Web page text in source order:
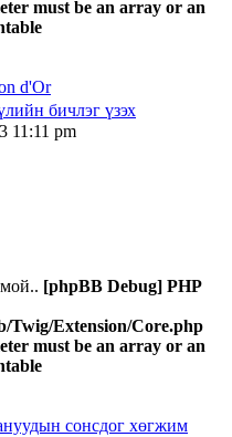
must be an array or an
d'Or
бичлэг үзэх
11:11 pm
[phpBB Debug] PHP
Twig/Extension/Core.php
must be an array or an
сонсдог хөгжим